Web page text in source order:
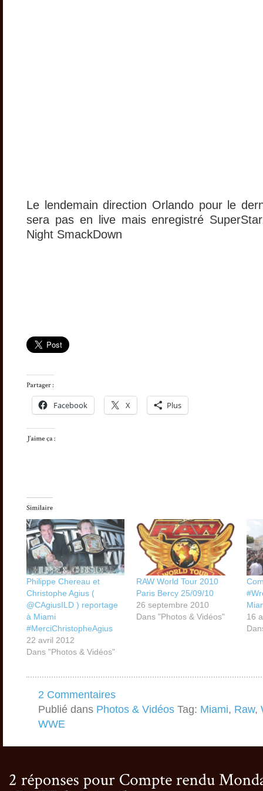
Le lendemain direction Orlando pour le
sera pas en live mais enregistré
Night SmackDown
Facebook X Plus
Philippe Chereau et
Christophe Agius (
@CAgiusILD ) reportage
à Miami
#MerciChristopheAgius
22 avril 2012
Dans "Photos & Vidéos"
RAW World Tour 2010
Paris Bercy 25/09/10
26 septembre 2010
Dans "Photos & Vidéos"
16
2 Commentaires
Publié dans Photos & Vidéos Tag: Miami, Raw,
WWE